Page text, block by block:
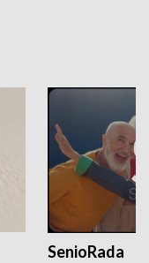
SenioRada